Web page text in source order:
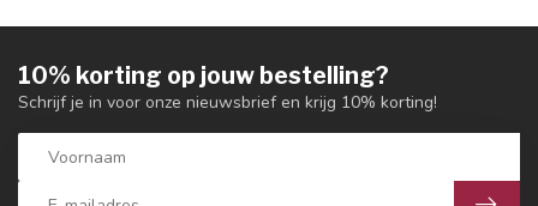
10% korting op jouw bestelling?
Schrijf je in voor onze nieuwsbrief en krijg 10% korting!